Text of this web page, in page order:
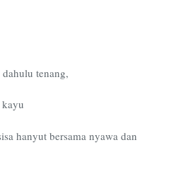
tenang,
hanyut bersama nyawa dan